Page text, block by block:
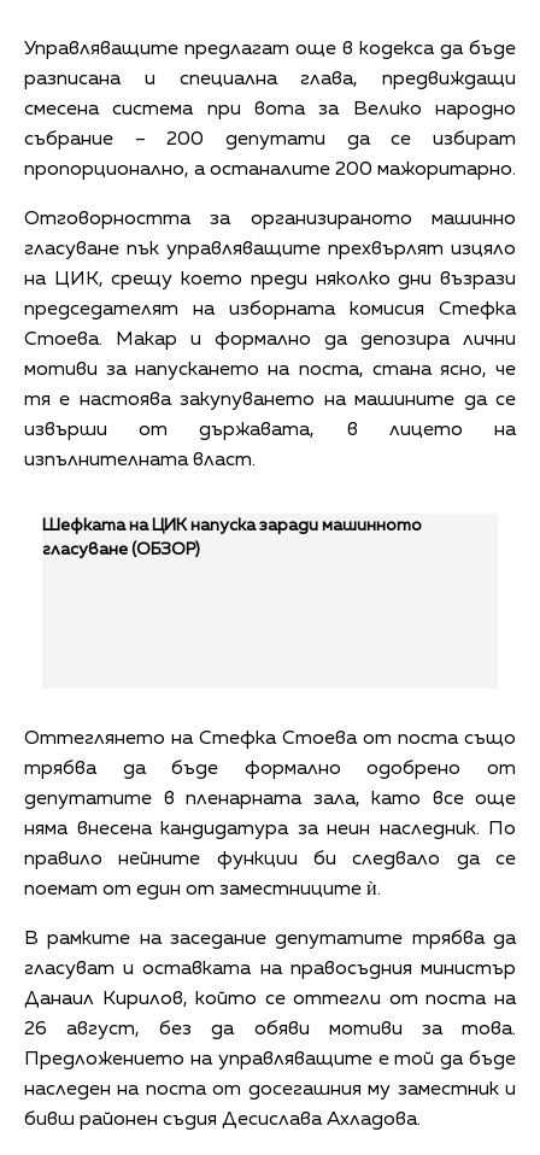
Управляващите предлагат още в кодекса да бъде
разписана и специална глава, предвиждащи
смесена система при вота за Велико народно
събрание – 200 депутати да се избират
пропорционално, а останалите 200 мажоритарно.
Отговорността за организираното машинно
гласуване пък управляващите прехвърлят изцяло
на ЦИК, срещу което преди няколко дни възрази
председателят на изборната комисия Стефка
Стоева. Макар и формално да депозира лични
мотиви за напускането на поста, стана ясно, че
тя е настоява закупуването на машините да се
извърши от държавата, в лицето на
изпълнителната власт.
Шефката на ЦИК напуска заради машинното
гласуване (ОБЗОР)
Оттеглянето на Стефка Стоева от поста също
трябва да бъде формално одобрено от
депутатите в пленарната зала, като все още
няма внесена кандидатура за неин наследник. По
правило нейните функции би следвало да се
поемат от един от заместниците ѝ.
В рамките на заседание депутатите трябва да
гласуват и оставката на правосъдния министър
Данаил Кирилов, който се оттегли от поста на
26 август, без да обяви мотиви за това.
Предложението на управляващите е той да бъде
наследен на поста от досегашния му заместник и
бивш районен съдия Десислава Ахладова.